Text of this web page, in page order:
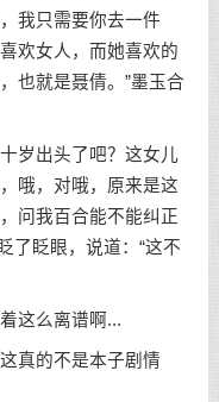
我只需要你去一件
欢女人，而她喜欢的
也就是聂倩。”墨玉合
岁出头了吧？这女儿
哦，对哦，原来是这
问我百合能不能纠正
了眨眼，说道：“这不
这么离谱啊...
真的不是本子剧情